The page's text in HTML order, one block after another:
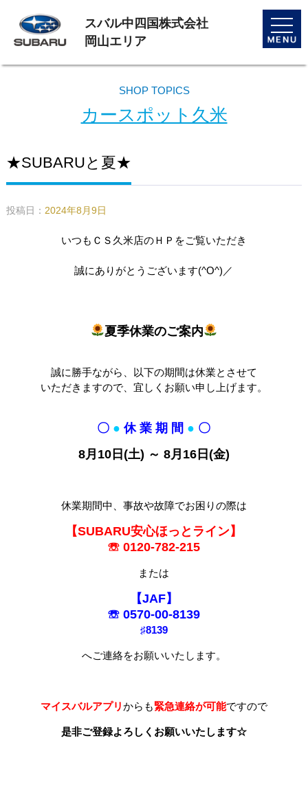
toggle
スバル中四国株式会社
岡山エリア
SHOP TOPICS
カースポット久米
★SUBARUと夏★
投稿日： 2024年8月9日
いつもＣＳ久米店のＨＰをご覧いただき
誠にありがとうございます(^O^)／
夏季休業のご案内
誠に勝手ながら、以下の期間は休業とさせて
いただきますので、宜しくお願い申し上げます。
〇 ● 休 業 期 間 ● 〇
8月10日(土) ～ 8月16日(金)
休業期間中、事故や故障でお困りの際は
【SUBARU安心ほっとライン】
☏ 0120-782-215
または
【JAF】
☏ 0570-00-8139
♯8139
へご連絡をお願いいたします。
マイスバルアプリからも緊急連絡が可能ですので
是非ご登録よろしくお願いいたします☆